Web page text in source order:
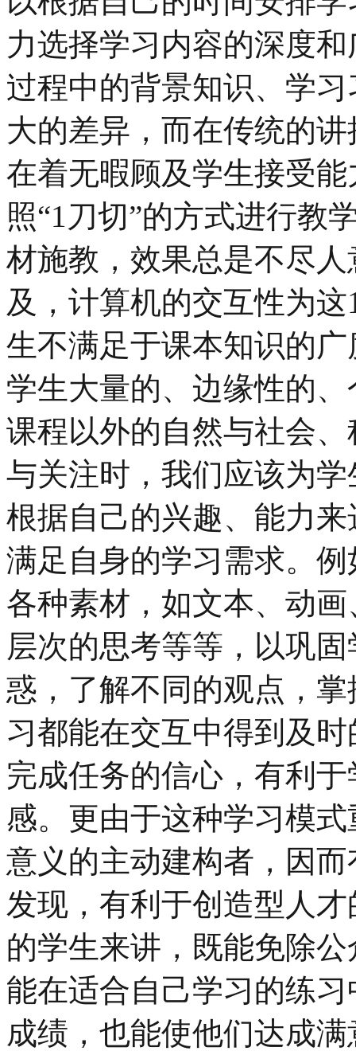
力选择学习内容的深度
过程中的背景知识、学
大的差异，而在传统的
在着无暇顾及学生接受
照“1刀切”的方式进行教
材施教，效果总是不尽
及，计算机的交互性为
生不满足于课本知识的
学生大量的、边缘性的
课程以外的自然与社会
与关注时，我们应该为
根据自己的兴趣、能力
满足自身的学习需求。
各种素材，如文本、动
层次的思考等等，以巩
惑，了解不同的观点，
习都能在交互中得到及
完成任务的信心，有利
感。更由于这种学习模
意义的主动建构者，因
发现，有利于创造型人
的学生来讲，既能免除
能在适合自己学习的练
成绩，也能使他们达成